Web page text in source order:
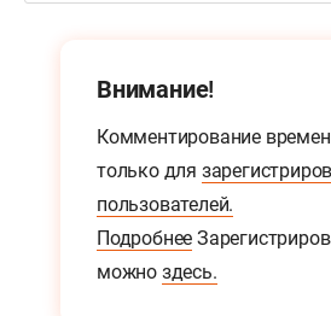
Внимание!
Комментирование
только для
пользователей.
Подробнее
можно здесь.